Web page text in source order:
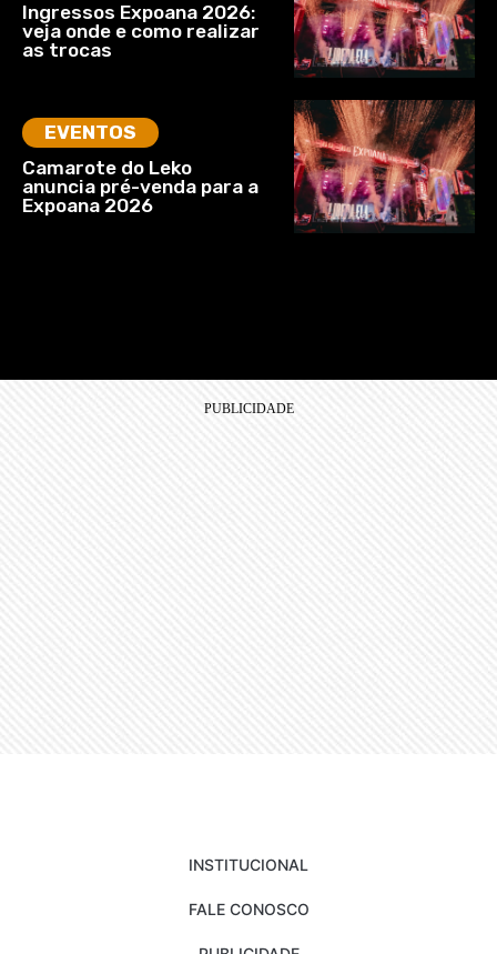
Ingressos Expoana 2026:
veja onde e como realizar
as trocas
EVENTOS
Camarote do Leko
anuncia pré-venda para a
Expoana 2026
INSTITUCIONAL
FALE CONOSCO